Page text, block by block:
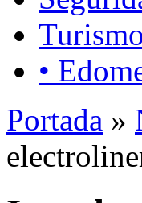
Turismo
•
Portada »